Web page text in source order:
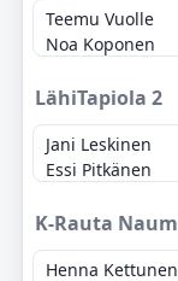
Teemu Vuolle
Noa Koponen
LähiTapiola 2
Jani Leskinen
Essi Pitkänen
K-Rauta
Henna Kettunen